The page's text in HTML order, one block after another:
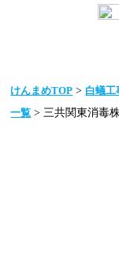
けんまめTOP > 白蟻工
一覧 > 三共関東消毒